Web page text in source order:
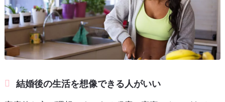
結婚後の生活を想像できる人がいい